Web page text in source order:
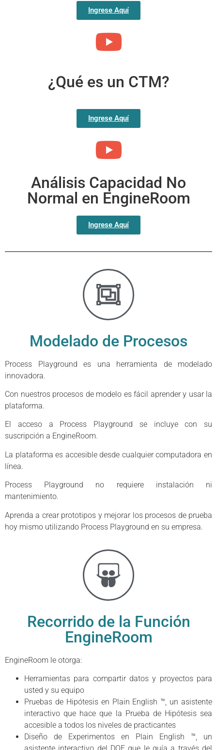
Ingrese Aquí
¿Qué es un CTM?
Ingrese Aquí
Análisis Capacidad No
Normal en EngineRoom
Ingrese Aquí
Modelado de Procesos
Process Playground es una herramienta de modelado
innovadora.
Con nuestros procesos de modelo es fácil aprender y usar la
plataforma.
El acceso a Process Playground se incluye con su
suscripción a EngineRoom.
La plataforma es accesible desde cualquier computadora en
línea.
Process Playground no requiere instalación ni
mantenimiento.
Aprenda a crear prototipos y mejorar los procesos de prueba
hoy mismo utilizando Process Playground en su empresa.
Recorrido de la Función
EngineRoom
EngineRoom le otorga:
Herramientas para compartir datos y proyectos para
usted y su equipo
Pruebas de Hipótesis en Plain English ™, un asistente
interactivo que hace que la Prueba de Hipótesis sea
accesible a todos los niveles de practicantes
Diseño de Experimentos en Plain English ™, un